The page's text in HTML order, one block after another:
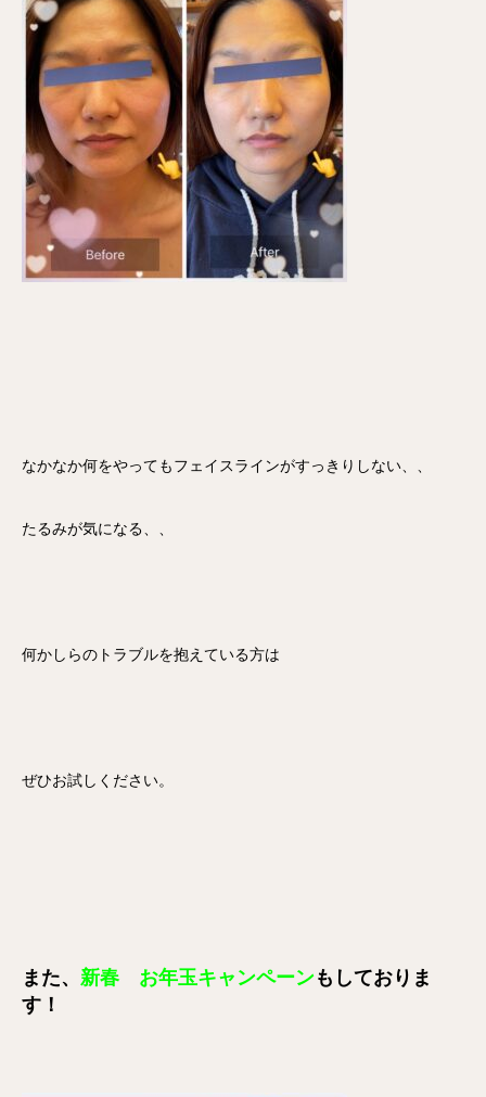
なかなか何をやってもフェイスラインがすっきりしない、、
たるみが気になる、、
何かしらのトラブルを抱えている方は
ぜひお試しください。
また、 新春 お年玉キャンペーンもしておりま
す！